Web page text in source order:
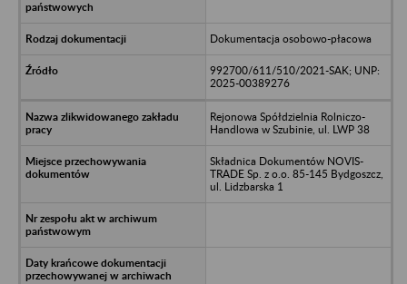
Dokumentacja osobowo-płacowa
992700/611/510/2021-SAK; UNP:
2025-00389276
Rejonowa Spółdzielnia Rolniczo-
Handlowa w Szubinie, ul. LWP 38
Składnica Dokumentów NOVIS-
TRADE Sp. z o.o. 85-145 Bydgoszcz,
ul. Lidzbarska 1